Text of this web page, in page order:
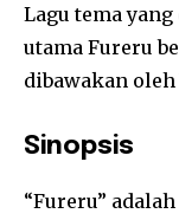
Lagu tema
utama Fureru
dibawakan oleh
Sinopsis
“Fureru”